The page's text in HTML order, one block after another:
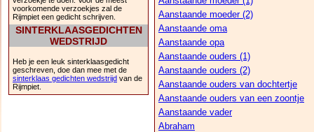
voorkomende verzoekjes zal de
Rijmpiet een gedicht schrijven.
SINTERKLAASGEDICHTEN
WEDSTRIJD
Heb je een leuk sinterklaasgedicht
geschreven, doe dan mee met de
sinterklaas gedichten wedstrijd van de
Rijmpiet.
Aanstaande moeder (2)
Aanstaande oma
Aanstaande opa
Aanstaande ouders (1)
Aanstaande ouders (2)
Aanstaande ouders van dochtertje
Aanstaande ouders van een zoontje
Aanstaande vader
Abraham